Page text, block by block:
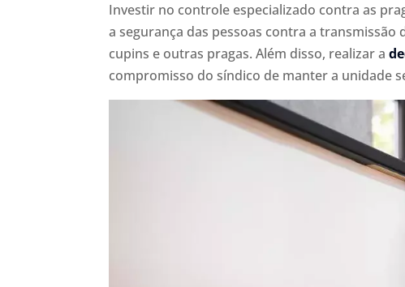
Investir no controle especializado contra as
a segurança das pessoas contra a
cupins e outras pragas. Além disso, realizar a
compromisso do síndico de manter a unidade